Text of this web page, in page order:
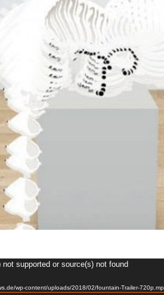
not supported or source(s) not found
wp-content/uploads/2018/02/fountain-Trailer-